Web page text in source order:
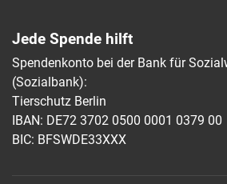
Jede Spende hilft
Spendenkonto bei der Bank für
(Sozialbank):
Tierschutz Berlin
IBAN: DE72 3702 0500 0001 0379 00
BIC: BFSWDE33XXX